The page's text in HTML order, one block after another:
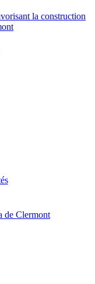
la construction
de Clermont